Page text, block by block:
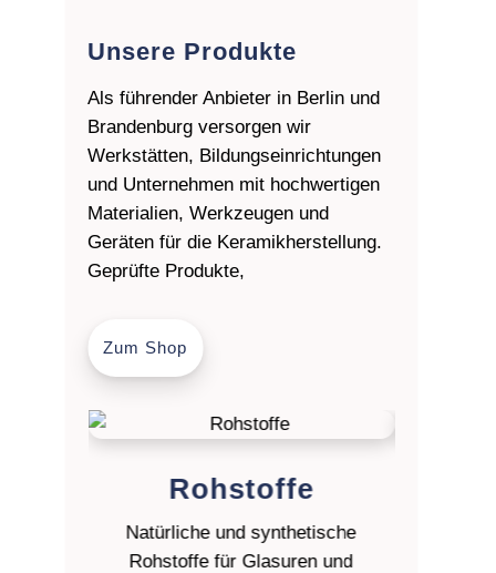
Unsere Produkte
Als führender Anbieter in Berlin und
Brandenburg versorgen wir
Werkstätten, Bildungseinrichtungen
und Unternehmen mit hochwertigen
Materialien, Werkzeugen und
Geräten für die Keramikherstellung.
Geprüfte Produkte,
Zum Shop
Rohstoffe
Natürliche und synthetische
Rohstoffe für Glasuren und